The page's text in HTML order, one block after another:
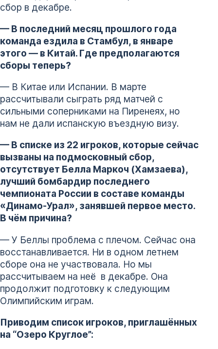
сбор в декабре.
— В последний месяц прошлого года
команда ездила в Стамбул, в январе
этого — в Китай. Где предполагаются
сборы теперь?
— В Китае или Испании. В марте
рассчитывали сыграть ряд матчей с
сильными соперниками на Пиренеях, но
нам не дали испанскую въездную визу.
— В списке из 22 игроков, которые сейчас
вызваны на подмосковный сбор,
отсутствует Белла Маркоч (Хамзаева),
лучший бомбардир последнего
чемпионата России в составе команды
«Динамо-Урал», занявшей первое место.
В чём причина?
— У Беллы проблема с плечом. Сейчас она
восстанавливается. Ни в одном летнем
сборе она не участвовала. Но мы
рассчитываем на неё в декабре. Она
продолжит подготовку к следующим
Олимпийским играм.
Приводим список игроков, приглашённых
на “Озеро Круглое”: